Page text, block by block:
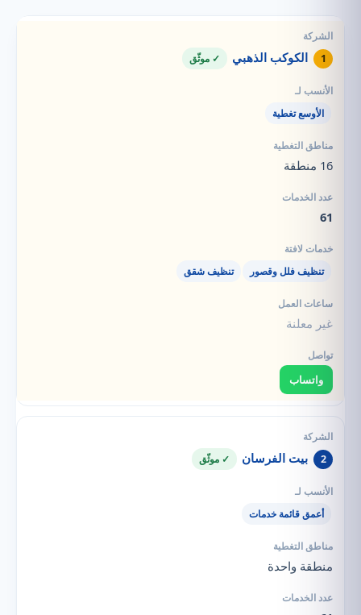
1 الكوكب الذهبي ✓ موثّق
الأوسع تغطية
16 منطقة
61
تنظيف فلل وقصور تنظيف شقق
غير معلنة
واتساب
2 بيت الفرسان ✓ موثّق
أعمق قائمة خدمات
منطقة واحدة